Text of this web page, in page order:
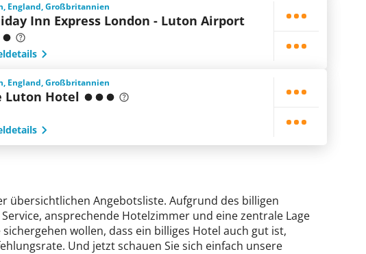
England, Großbritannien
Inn Express London - Luton Airport
England, Großbritannien
Luton Hotel
übersichtlichen Angebotsliste. Aufgrund des billigen
ansprechende Hotelzimmer und eine zentrale Lage
sichergehen wollen, dass ein billiges Hotel auch gut ist,
Und jetzt schauen Sie sich einfach unsere